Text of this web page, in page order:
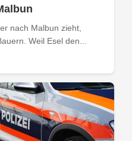
nach Malbun zieht,
Weil Esel den...